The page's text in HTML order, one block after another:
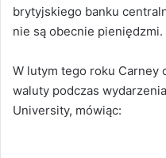
brytyjskiego banku
nie są obecnie pieniędzmi.
W lutym tego roku Carney
waluty podczas
University, mówiąc: